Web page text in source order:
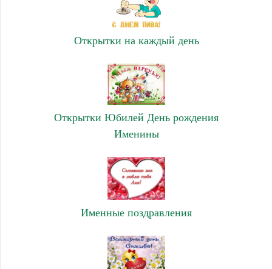
Открытки на каждый день
Открытки Юбилей День рождения
Именины
Именные поздравления